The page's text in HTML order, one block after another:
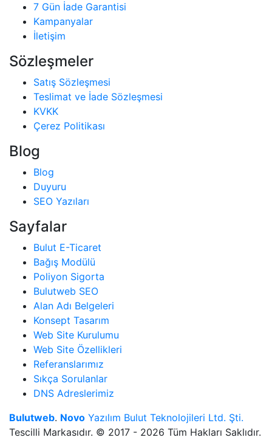
7 Gün İade Garantisi
Kampanyalar
İletişim
Sözleşmeler
Satış Sözleşmesi
Teslimat ve İade Sözleşmesi
KVKK
Çerez Politikası
Blog
Blog
Duyuru
SEO Yazıları
Sayfalar
Bulut E-Ticaret
Bağış Modülü
Poliyon Sigorta
Bulutweb SEO
Alan Adı Belgeleri
Konsept Tasarım
Web Site Kurulumu
Web Site Özellikleri
Referanslarımız
Sıkça Sorulanlar
DNS Adreslerimiz
Bulutweb. Novo Yazılım Bulut Teknolojileri Ltd. Şti.
Tescilli Markasıdır. © 2017 - 2026 Tüm Hakları Saklıdır.